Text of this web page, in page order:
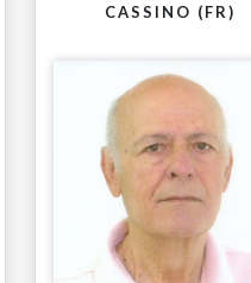
CASSINO (FR)